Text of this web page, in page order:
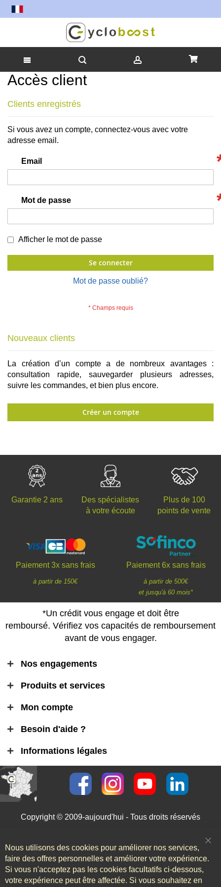
Allez
au
Accès client
Clients enregistrés
Si vous avez un compte, connectez-vous avec votre
adresse email.
Email
Mot de passe
Afficher le mot de passe
Se connecter
Mot de passe oublié?
Nouveaux clients
La création d’un compte a de nombreux avantages :
consultation rapide, sauvegarder plusieurs adresses,
suivre les commandes, et bien plus encore.
Créer un compte
Garantie 2 ans
Des spécialistes
à votre écoute
Plus de 100
points de vente
Paiement 3x sans frais
à partir de 150€
Paiement 6x sans frais
à partir de 500€
et jusqu'à 60 mois*
*Un crédit vous engage et doit être
remboursé. Vérifiez vos capacités de remboursement
avant de vous engager.
Nos engagements
Produits et services
Mon compte
Besoin d'aide ?
Informations légales
Copyright © 2009-aujourd'hui - Tous droits réservés
Nous utilisons des cookies pour améliorer nos services,
faire des offres personnelles et améliorer votre expérience.
Si vous n'acceptez pas les cookies facultatifs ci-dessous,
votre expérience peut être affectée. Si vous souhaitez en